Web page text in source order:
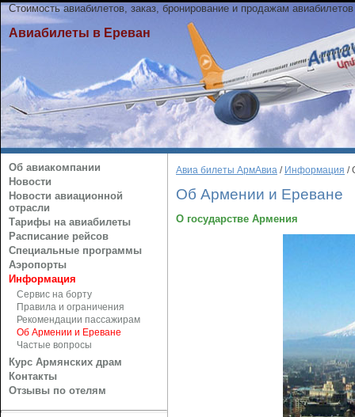
Стоимость авиабилетов, заказ, бронирование и продажам
Авиабилеты в Ереван
Об авиакомпании
Новости
Новости авиационной
отрасли
Тарифы на авиабилеты
Расписание рейсов
Специальные программы
Аэропорты
Информация
Сервис на борту
Правила и ограничения
Рекомендации пассажирам
Об Армении и Ереване
Частые вопросы
Курс Армянских драм
Контакты
Отзывы по отелям
Авиа билеты АрмАвиа / Информация /
Об Армении и Ереване
О государстве Армения